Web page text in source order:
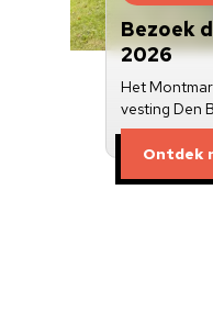
Bezoek
2026
Het
vesting Den
Ontdek